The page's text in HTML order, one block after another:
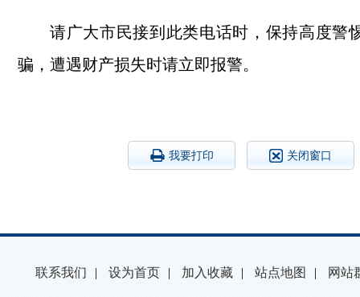
请广大市民接到此类电话时，保持高度警
骗，遭遇财产损失时请立即报警。
我要打印 关闭窗口
联系我们 | 设为首页 | 加入收藏 | 站点地图 | 网站